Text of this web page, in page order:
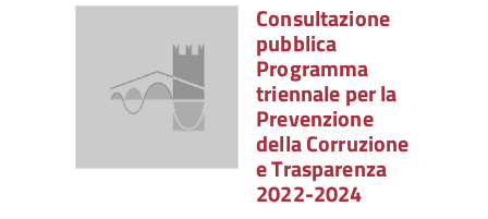
Consultazione
pubblica
Programma
triennale per la
Prevenzione
della Corruzione
e Trasparenza
2022-2024